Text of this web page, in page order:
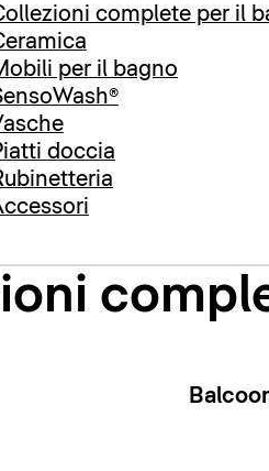
complete per il
per il bagno
doccia